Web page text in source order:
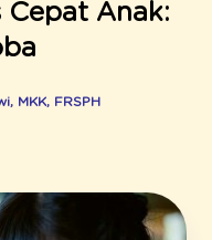
Cepat Anak:
MKK, FRSPH